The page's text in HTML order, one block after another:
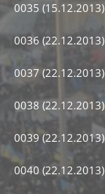
0035 (15.12.2013)
0036 (22.12.2013)
0037 (22.12.2013)
0038 (22.12.2013)
0039 (22.12.2013)
0040 (22.12.2013)